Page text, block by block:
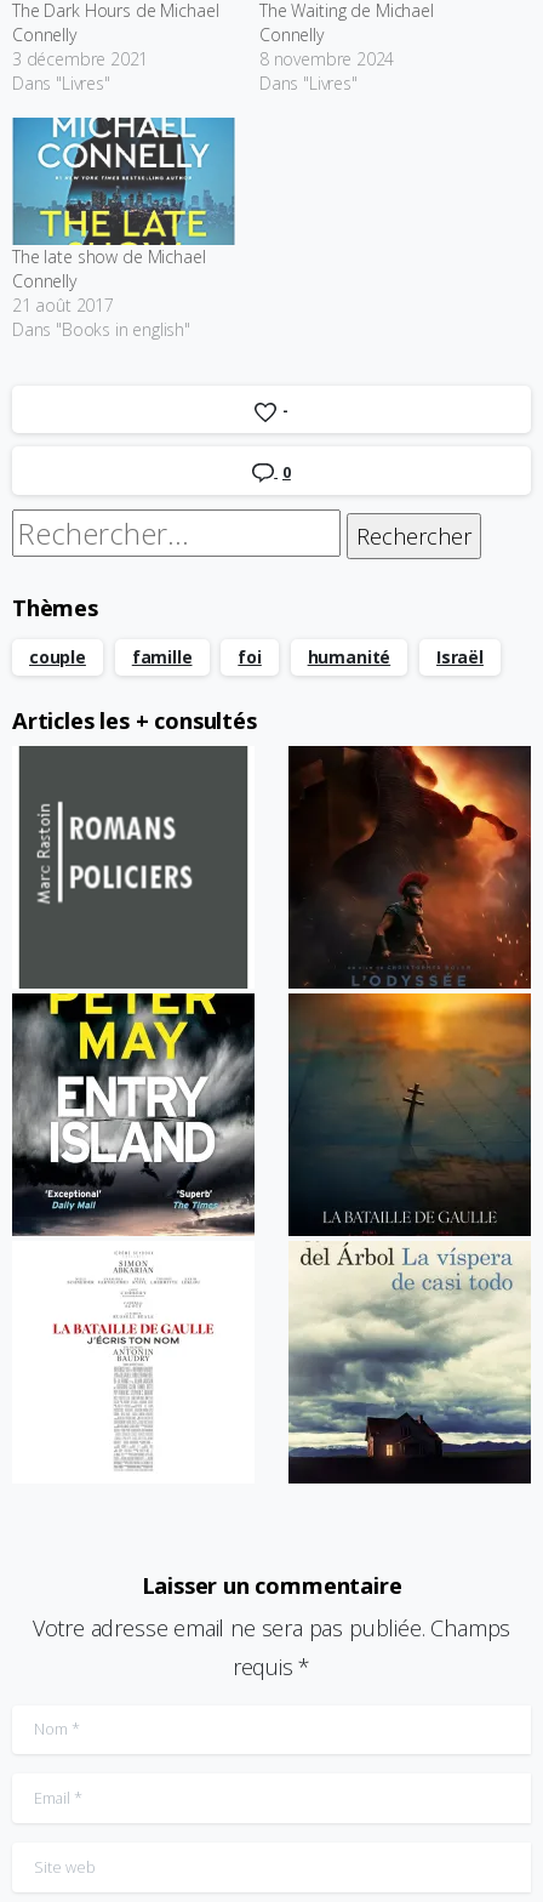
The Dark Hours de Michael
Connelly
3 décembre 2021
Dans "Livres"
The Waiting de Michael
Connelly
8 novembre 2024
Dans "Livres"
The late show de Michael
Connelly
21 août 2017
Dans "Books in english"
-
0
Rechercher :
Thèmes
couple famille foi humanité Israël
Articles les + consultés
Laisser un commentaire
Votre adresse email ne sera pas publiée. Champs
requis *
Nom*
Email*
Site web